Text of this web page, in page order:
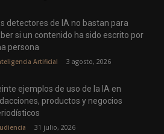
detectores de IA no bastan para
si un contenido ha sido escrito por
persona
Artificial 3 agosto, 2026
ejemplos de uso de la IA en
productos y negocios
31 julio, 2026